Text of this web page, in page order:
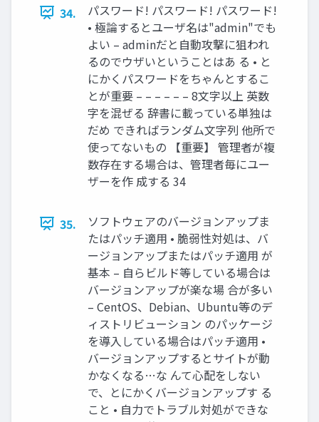
34.
パスワード! パスワード! パスワード!
• 極論するとユーザ名は"admin"でも
よい – adminだと自動攻撃に狙われ
るのでウザいということはあ る • と
にかくパスワードをちゃんとするこ
とが重要 – – – – – – 8文字以上 英数
字を混ぜる 辞書に載っている単独は
だめ できればランダム文字列 他所で
使ってないもの 【重要】 管理者が複
数存在する場合は、管理者毎にユー
ザーを作 成する 34
35.
ソフトウェアのバージョンアップま
たはパッチ適用 • 脆弱性対処は、バ
ージョンアップまたはパッチ適用 が
基本 – 自らビルド等している場合は
バージョンアップが楽な場 合が多い
– CentOS、Debian、Ubuntu等のデ
ィストリビューション のパッケージ
を導入している場合はパッチ適用 •
バージョンアップするとサイトが動
かなくなる…な んて心配をしない
で、とにかくバージョンアップす る
こと • 自力でトラブル対処ができな